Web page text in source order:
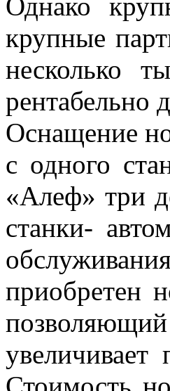
Однако
крупные
несколько
рентабельно
Оснащение
с одного
«Алеф» три
станки-
приобретен
увеличивает